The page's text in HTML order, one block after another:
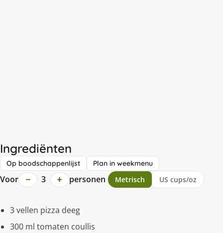
Ingrediënten
Op boodschappenlijst Plan in weekmenu
Voor − 3 + personen Metrisch US cups/oz
3 vellen pizza deeg
300 ml tomaten coullis